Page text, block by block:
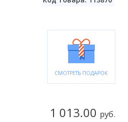
1 013.00 руб.
СМОТРЕТЬ ПОДАРОК